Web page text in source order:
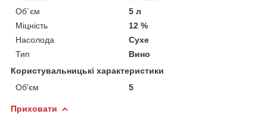
Об`єм
5 л
Міцність
12 %
Насолода
Сухе
Тип
Вино
Користувальницькі характеристики
Об'єм
5
Приховати